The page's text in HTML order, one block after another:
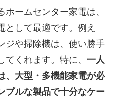
ームセンター家電は、
として最適です。例え
ジや掃除機は、使い勝手
くれます。特に、 一人
、大型・多機能家電が必
プルな製品で十分なケー